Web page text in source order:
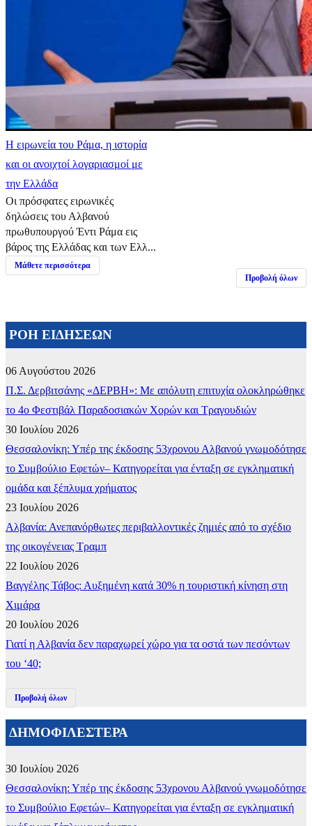
Η ειρωνεία του Ράμα, η ιστορία
και οι ανοιχτοί λογαριασμοί με
την Ελλάδα
Οι πρόσφατες ειρωνικές
δηλώσεις του Αλβανού
πρωθυπουργού Έντι Ράμα εις
βάρος της Ελλάδας και των Ελλ...
Μάθετε περισσότερα
Προβολή όλων
ΡΟΗ ΕΙΔΗΣΕΩΝ
06 Αυγούστου 2026
Π.Σ. Δερβιτσάνης «ΔΕΡΒΗ»: Με απόλυτη επιτυχία ολοκληρώθηκε
το 4ο Φεστιβάλ Παραδοσιακών Χορών και Τραγουδιών
30 Ιουλίου 2026
Θεσσαλονίκη: Υπέρ της έκδοσης 53χρονου Αλβανού γνωμοδότησε
το Συμβούλιο Εφετών– Κατηγορείται για ένταξη σε εγκληματική
ομάδα και ξέπλυμα χρήματος
23 Ιουλίου 2026
Αλβανία: Ανεπανόρθωτες περιβαλλοντικές ζημιές από το σχέδιο
της οικογένειας Τραμπ
22 Ιουλίου 2026
Βαγγέλης Τάβος: Αυξημένη κατά 30% η τουριστική κίνηση στη
Χιμάρα
20 Ιουλίου 2026
Γιατί η Αλβανία δεν παραχωρεί χώρο για τα οστά των πεσόντων
του ‘40;
Προβολή όλων
ΔΗΜΟΦΙΛΕΣΤΕΡΑ
30 Ιουλίου 2026
Θεσσαλονίκη: Υπέρ της έκδοσης 53χρονου Αλβανού γνωμοδότησε
το Συμβούλιο Εφετών– Κατηγορείται για ένταξη σε εγκληματική